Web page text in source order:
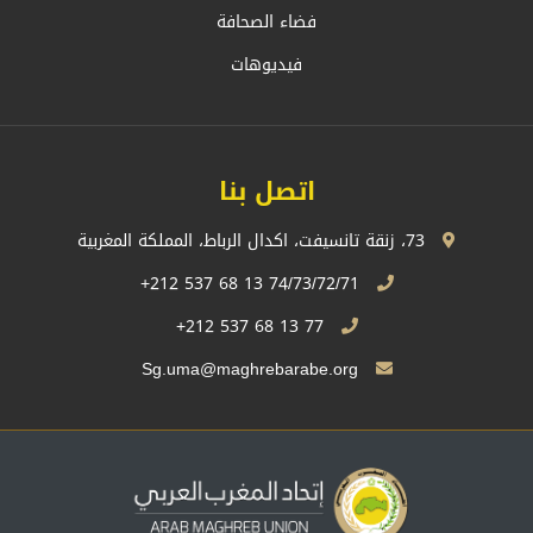
فضاء الصحافة
فيديوهات
اتصل بنا
77 13 68 537 212+